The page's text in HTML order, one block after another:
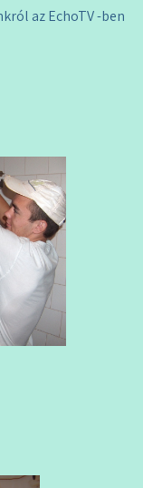
az EchoTV -ben